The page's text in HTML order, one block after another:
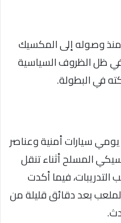
منذ وصوله إلى المكسيك
ظل الظروف السياسية
في البطولة.
سيارات أمنية وعناصر
المسلح أثناء تنقل
فيما أكدت
الملعب بعد دقائق قليلة من